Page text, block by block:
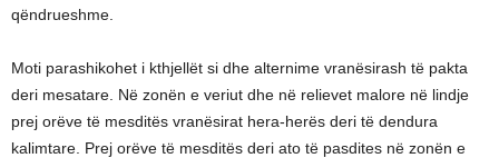
qëndrueshme.
Moti parashikohet i kthjellët si dhe alternime vranësirash të pakta
deri mesatare. Në zonën e veriut dhe në relievet malore në lindje
prej orëve të mesditës vranësirat hera-herës deri të dendura
kalimtare. Prej orëve të mesditës deri ato të pasdites në zonën e